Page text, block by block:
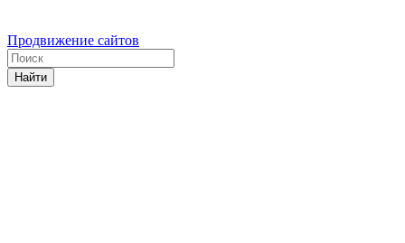
Продвижение сайтов
Найти